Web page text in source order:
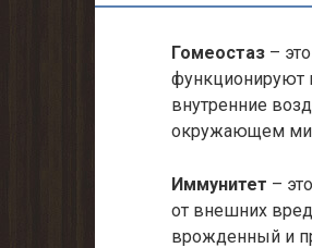
Гомеостаз –
функционируют
внутренние
окружающем
Иммунитет –
от внешних
врожденный и